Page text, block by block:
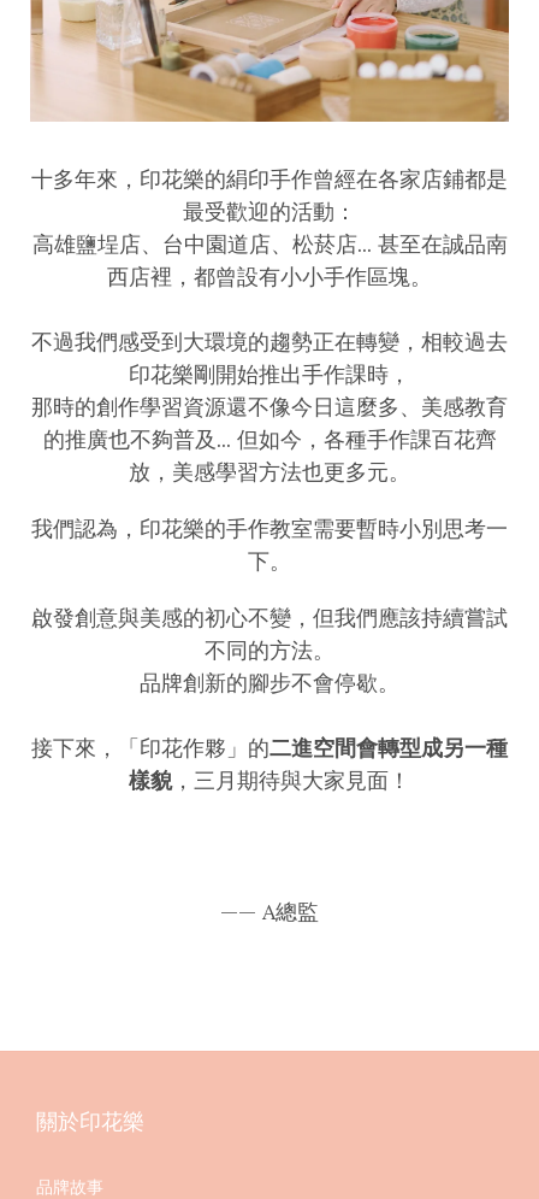
十多年來，印花樂的絹印手作曾經在各家店鋪都是
最受歡迎的活動：
高雄鹽埕店、台中園道店、松菸店... 甚至在誠品南
西店裡，都曾設有小小手作區塊。
不過我們感受到大環境的趨勢正在轉變，相較過去
印花樂剛開始推出手作課時，
那時的創作學習資源還不像今日這麼多、美感教育
的推廣也不夠普及... 但如今，各種手作課百花齊
放，美感學習方法也更多元。
我們認為，印花樂的手作教室需要暫時小別思考一
下。
啟發創意與美感的初心不變，但我們應該持續嘗試
不同的方法。
品牌創新的腳步不會停歇。
接下來，「印花作夥」的二進空間會轉型成另一種
樣貌，三月期待與大家見面！
—— A總監
關於印花樂
品牌故事